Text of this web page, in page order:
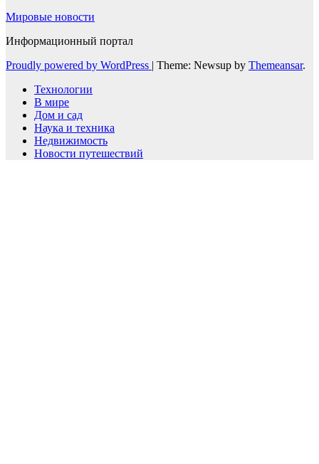
Мировые новости
Информационный портал
Proudly powered by WordPress | Theme: Newsup by Themeansar.
Технологии
В мире
Дом и сад
Наука и техника
Недвижимость
Новости путешествий